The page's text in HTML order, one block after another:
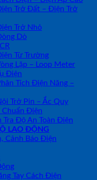
Trở Đất – Điện Trở
Trở Nhỏ
Dò
Từ Trường
Lặp – Loop Meter
Điện
Tích Điện Năng –
Trở Pin – Ắc Quy
Chuẩn Điện
Tra Độ An Toàn Điện
LAO ĐỘNG
Cảnh Báo Điện
Tay Cách Điện